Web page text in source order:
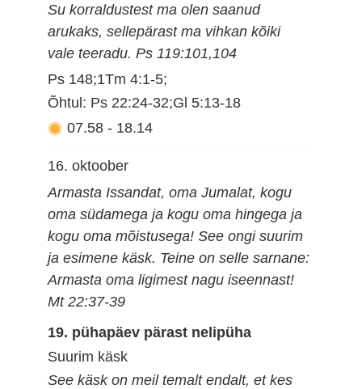
Su korraldustest ma olen saanud
arukaks, sellepärast ma vihkan kõiki
vale teeradu. Ps 119:101,104
Ps 148;1Tm 4:1-5;
Õhtul: Ps 22:24-32;Gl 5:13-18
07.58 - 18.14
16. oktoober
Armasta Issandat, oma Jumalat, kogu
oma südamega ja kogu oma hingega ja
kogu oma mõistusega! See ongi suurim
ja esimene käsk. Teine on selle sarnane:
Armasta oma ligimest nagu iseennast!
Mt 22:37-39
19. pühapäev pärast nelipüha
Suurim käsk
See käsk on meil temalt endalt, et kes